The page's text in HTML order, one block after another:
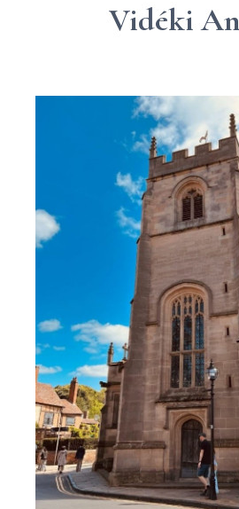
Vidéki